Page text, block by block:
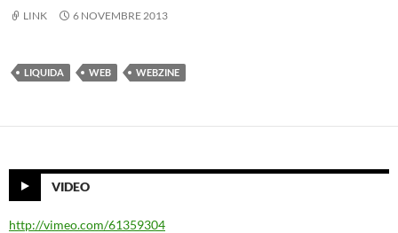
LINK 6 NOVEMBRE 2013
LIQUIDA WEB WEBZINE
VIDEO
http://vimeo.com/61359304